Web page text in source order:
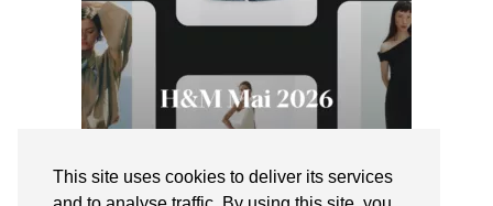
This site uses cookies to deliver its services